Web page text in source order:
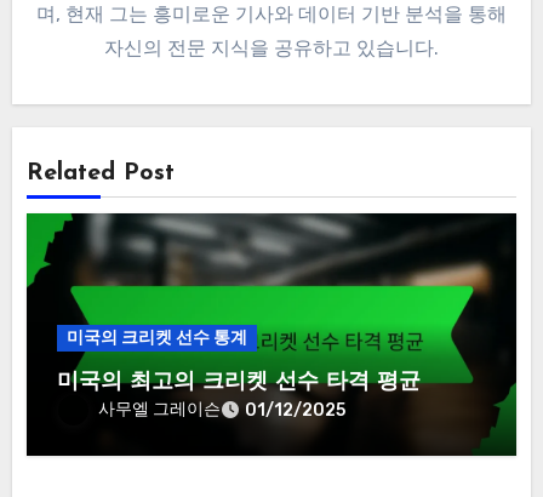
며, 현재 그는 흥미로운 기사와 데이터 기반 분석을 통해
자신의 전문 지식을 공유하고 있습니다.
Related Post
미국의 크리켓 선수 통계
미국의 최고의 크리켓 선수 타격 평균
사무엘 그레이슨 01/12/2025